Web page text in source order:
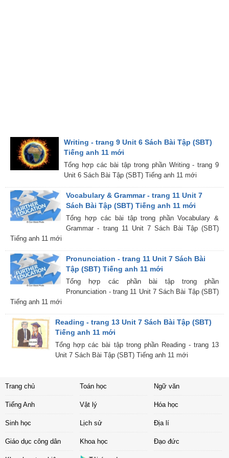
Writing - trang 9 Unit 6 Sách Bài Tập (SBT)
Tiếng anh 11 mới
Tổng hợp các bài tập trong phần Writing - trang 9
Unit 6 Sách Bài Tập (SBT) Tiếng anh 11 mới
Vocabulary & Grammar - trang 11 Unit 7
Sách Bài Tập (SBT) Tiếng anh 11 mới
Tổng hợp các bài tập trong phần Vocabulary &
Grammar - trang 11 Unit 7 Sách Bài Tập (SBT)
Tiếng anh 11 mới
Pronunciation - trang 11 Unit 7 Sách Bài
Tập (SBT) Tiếng anh 11 mới
Tổng hợp các phần bài tập trong phần
Pronunciation - trang 11 Unit 7 Sách Bài Tập (SBT)
Tiếng anh 11 mới
Reading - trang 13 Unit 7 Sách Bài Tập (SBT)
Tiếng anh 11 mới
Tổng hợp các bài tập trong phần Reading - trang 13
Unit 7 Sách Bài Tập (SBT) Tiếng anh 11 mới
Trang chủ Toán học Ngữ văn
Tiếng Anh Vật lý Hóa học
Sinh học Lịch sử Địa lí
Giáo dục công dân Khoa học Đạo đức